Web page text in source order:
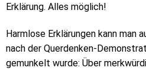
Erklärung. Alles möglich!
Harmlose Erklärungen kann man
nach der Querdenken-
gemunkelt wurde: Über